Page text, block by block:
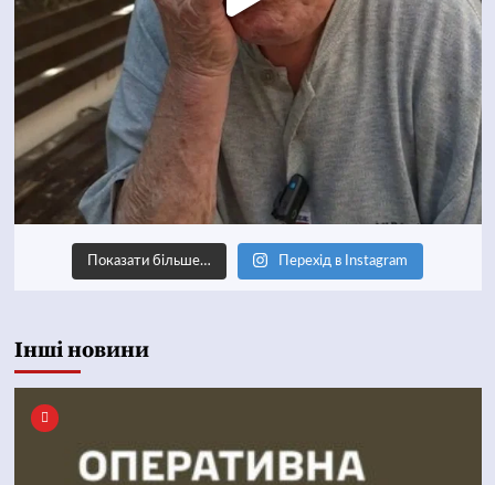
Показати більше… Перехід в Instagram
Інші новини